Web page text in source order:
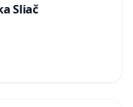
Sliač